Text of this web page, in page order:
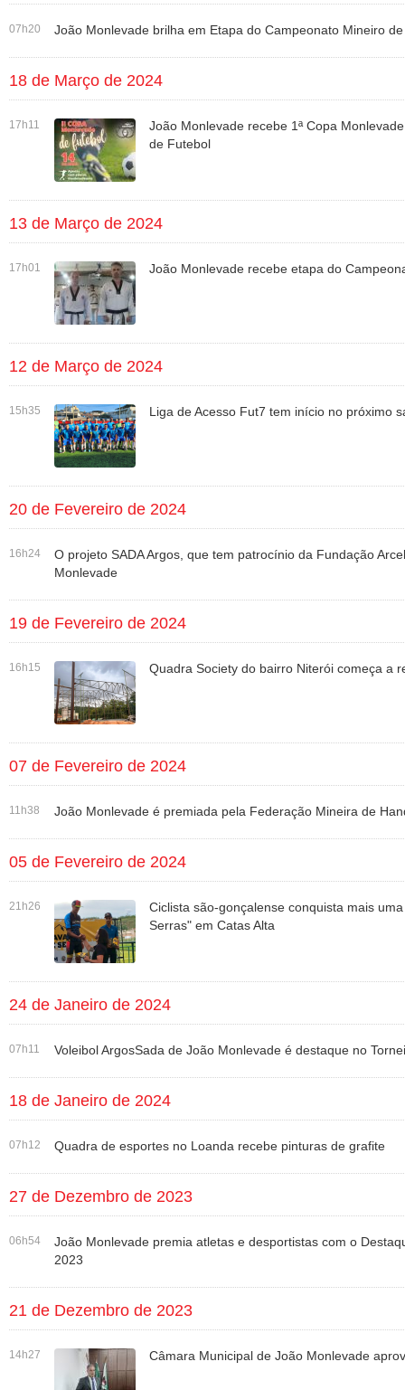
07h20 João Monlevade brilha em Etapa do Campeonato Mineiro
18 de Março de 2024
17h11
João Monlevade recebe 1ª Copa
de Futebol
13 de Março de 2024
17h01 João Monlevade recebe etapa do
12 de Março de 2024
15h35 Liga de Acesso Fut7 tem início no próximo
20 de Fevereiro de 2024
16h24
O projeto SADA Argos, que tem patrocínio da Fundação
Monlevade
19 de Fevereiro de 2024
16h15 Quadra Society do bairro Niterói começa a
07 de Fevereiro de 2024
11h38 João Monlevade é premiada pela Federação Mineira de
05 de Fevereiro de 2024
21h26
Ciclista são-gonçalense conquista mais
Serras" em Catas Alta
24 de Janeiro de 2024
07h11 Voleibol ArgosSada de João Monlevade é destaque no
18 de Janeiro de 2024
07h12 Quadra de esportes no Loanda recebe pinturas de grafite
27 de Dezembro de 2023
06h54
João Monlevade premia atletas e desportistas com o
2023
21 de Dezembro de 2023
14h27 Câmara Municipal de João Monlevade